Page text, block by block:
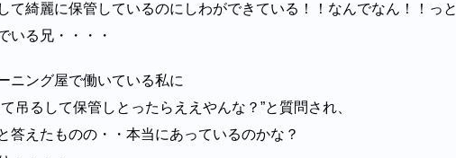
て綺麗に保管しているのにしわができている！！なんでなん！！っと
いる兄・・・・
ニング屋で働いている私に
吊るして保管しとったらええやんな？”と質問され、
答えたものの・・本当にあっているのかな？